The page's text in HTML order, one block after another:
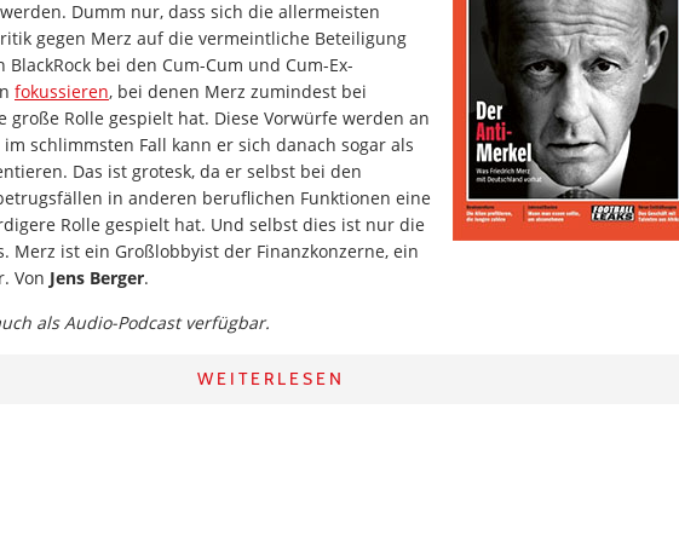
Dumm nur, dass sich die allermeisten
gegen Merz auf die vermeintliche Beteiligung
BlackRock bei den Cum-Cum und Cum-Ex-
fokussieren, bei denen Merz zumindest bei
große Rolle gespielt hat. Diese Vorwürfe werden an
schlimmsten Fall kann er sich danach sogar als
Das ist grotesk, da er selbst bei den
in anderen beruflichen Funktionen eine
Rolle gespielt hat. Und selbst dies ist nur die
Merz ist ein Großlobbyist der Finanzkonzerne, ein
Von Jens Berger.
als Audio-Podcast verfügbar.
WEITERLESEN